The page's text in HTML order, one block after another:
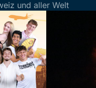
und aller Welt